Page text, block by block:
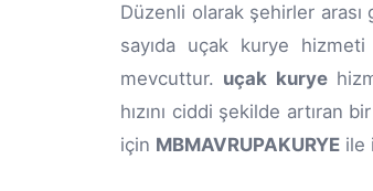
Düzenli olarak şehirler
sayıda uçak kurye
mevcuttur. uçak kurye
hızını ciddi şekilde artıran
için MBMAVRUPAKURYE ile